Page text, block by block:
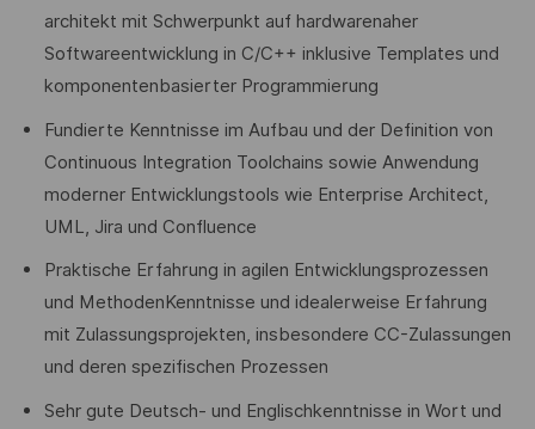
architekt mit Schwerpunkt auf hardwarenaher
Softwareentwicklung in C/C++ inklusive Templates und
komponentenbasierter Programmierung
Fundierte Kenntnisse im Aufbau und der Definition von
Continuous Integration Toolchains sowie Anwendung
moderner Entwicklungstools wie Enterprise Architect,
UML, Jira und Confluence
Praktische Erfahrung in agilen Entwicklungsprozessen
und MethodenKenntnisse und idealerweise Erfahrung
mit Zulassungsprojekten, insbesondere CC-Zulassungen
und deren spezifischen Prozessen
Sehr gute Deutsch- und Englischkenntnisse in Wort und